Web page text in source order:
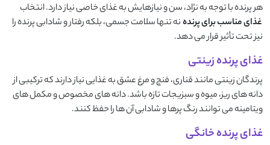
هر پرنده با توجه به نژاد، سن و نیازهایش به غذای خاصی نیاز دارد. انتخاب
غذای مناسب برای پرندهنه تنها سلامت جسمی، بلکه رفتار و شادابی پرنده را
نیز تحت تأثیر قرار می ‌دهد.
غذای پرنده زینتی
پرندگان زینتی مانند قناری، فنچ و مرغ عشق به غذایی نیاز دارند که ترکیبی از
دانه‌ های ریز، میوه و سبزیجات تازه باشد. دانه ‌های مخصوص و مکمل‌ های
ویتامینه می ‌توانند رنگ پرها و شادابی آن ‌ها را حفظ کنند.
غذای پرنده خانگی